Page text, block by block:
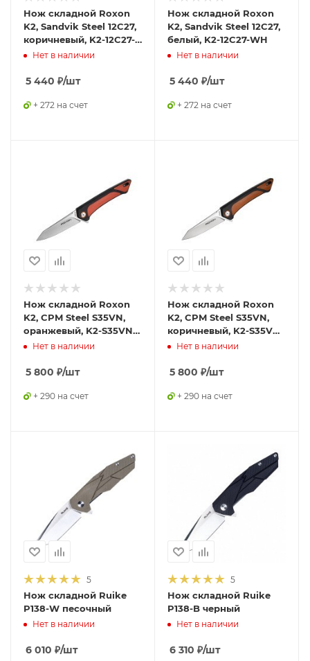
Нож складной Roxon
K2, Sandvik Steel 12C27,
коричневый, K2-12C27-
BRНет в наличии
5 440 ₽/шт
+ 272 на счет
Нож складной Roxon
K2, Sandvik Steel 12C27,
белый, K2-12C27-WH
Нет в наличии
5 440 ₽/шт
+ 272 на счет
Нож складной Roxon
K2, CPM Steel S35VN,
оранжевый, K2-S35VN-
ORНет в наличии
5 800 ₽/шт
+ 290 на счет
Нож складной Roxon
K2, CPM Steel S35VN,
коричневый, K2-S35VN-
BRНет в наличии
5 800 ₽/шт
+ 290 на счет
5
Нож складной Ruike
P138-W песочный
Нет в наличии
6 010 ₽/шт
5
Нож складной Ruike
P138-B черный
Нет в наличии
6 310 ₽/шт